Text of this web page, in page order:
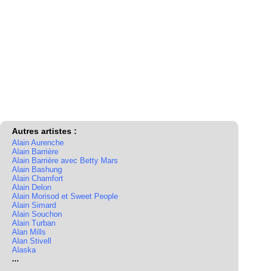
Autres artistes :
Alain Aurenche
Alain Barrière
Alain Barrière avec Betty Mars
Alain Bashung
Alain Chamfort
Alain Delon
Alain Morisod et Sweet People
Alain Simard
Alain Souchon
Alain Turban
Alan Mills
Alan Stivell
Alaska
...